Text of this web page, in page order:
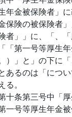
年金被保険者」
保険の被保険者
者」」に、「、
「第一号等厚生
）」と」の下に
あるのは「につ
。
十条第三号中「
一号等厚生年金